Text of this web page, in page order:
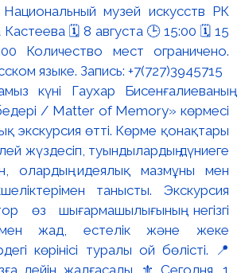
музей искусств РК
🗓 8 августа 🕒 15:00 🗓 15
Количество мест ограничено.
языке. Запись: +7(727)3945715